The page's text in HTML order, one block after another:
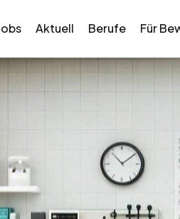
Aktuell Berufe Für